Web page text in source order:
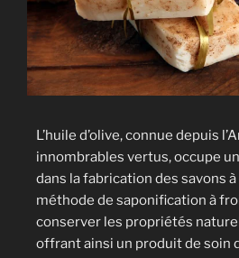
L’huile d’olive, connue depuis
innombrables vertus, occupe
dans la fabrication des savons
méthode de saponification à
conserver les propriétés
offrant ainsi un produit de soin